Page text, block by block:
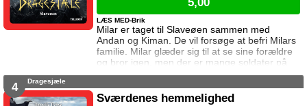
Milar er taget til Slaveøen sammen med
Andan og Kiman. De vil forsøge at befri Milars
familie. Milar glæder sig til at se sine forældre
og bror igen, men der er mange soldater på
Slaveøen. De må være forsigtige hvis det skal
LÆS MED-Brik
4 Dragesjæle
Sværdenes hemmelighed